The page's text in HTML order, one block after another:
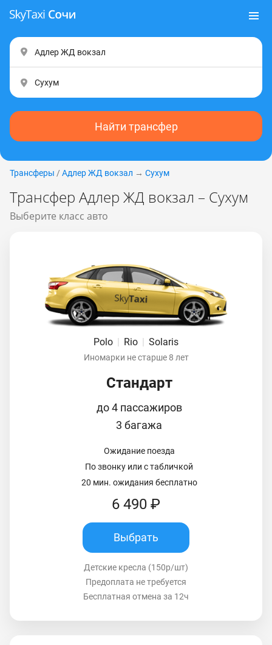
Найти трансфер
Трансферы / Адлер ЖД вокзал → Сухум
Трансфер Адлер ЖД вокзал – Сухум
Выберите класс авто
Polo | Rio | Solaris
Иномарки не старше 8 лет
Стандарт
до 4 пассажиров
3 багажа
Ожидание поезда
По звонку или с табличкой
20 мин. ожидания бесплатно
6 490 ₽
Выбрать
Детские кресла (150р/шт)
Предоплата не требуется
Бесплатная отмена за 12ч